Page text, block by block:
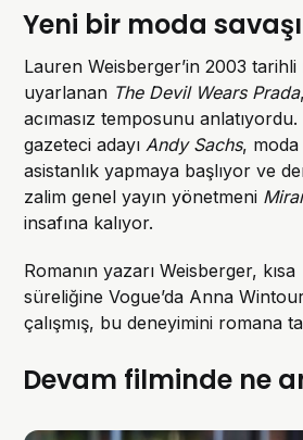
Yeni bir moda savaşı
Lauren Weisberger’in 2003 tarihli
uyarlanan The Devil Wears Prada
acımasız temposunu
gazeteci adayı Andy Sachs, moda
asistanlık yapmaya başlıyor ve
zalim genel yayın yönetmeni
insafına kalıyor.
Romanın yazarı Weisberger, kısa
süreliğine Vogue’da Anna
çalışmış, bu deneyimini romana
Devam filminde ne